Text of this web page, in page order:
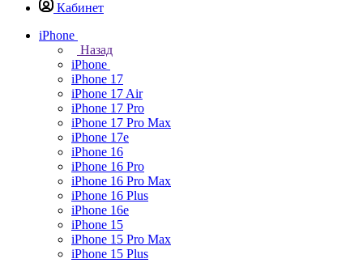
Кабинет
iPhone
Назад
iPhone
iPhone 17
iPhone 17 Air
iPhone 17 Pro
iPhone 17 Pro Max
iPhone 17e
iPhone 16
iPhone 16 Pro
iPhone 16 Pro Max
iPhone 16 Plus
iPhone 16e
iPhone 15
iPhone 15 Pro Max
iPhone 15 Plus